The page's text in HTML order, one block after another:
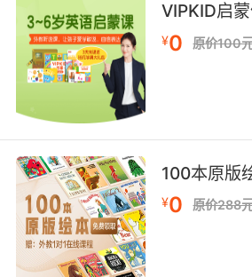
能体会到时态与季节变化的表
色扮演对话，如在购物场景
“cheap”“expensive”等单词，
中掌握单词的运用，使记忆更
多元感官调动 单一感官参与
固，而多元感官协同作用，能
忆。视觉上，VIPKID 的课件设
同字体、颜色呈现，搭配生
“apple”时，鲜艳的苹果图片与
激视觉神经。听觉方面，标准
富有感染力的朗读，让学生在
VIPKID启
¥0 原价100
100本原版
¥0 原价288